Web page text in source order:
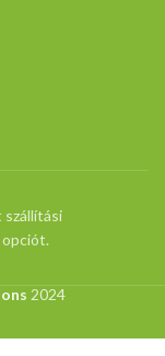
szállítási
opciót.
2024